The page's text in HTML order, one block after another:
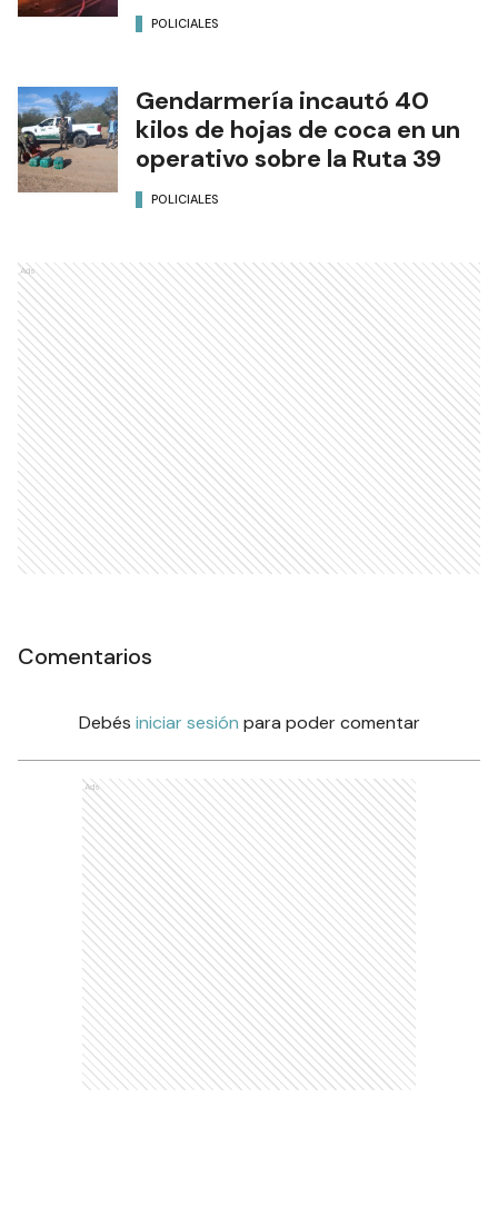
POLICIALES
Gendarmería incautó 40
kilos de hojas de coca en un
operativo sobre la Ruta 39
POLICIALES
Ads
Comentarios
Debés iniciar sesión para poder comentar
Ads